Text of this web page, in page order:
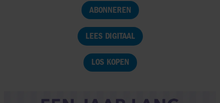
ABONNEREN
LEES DIGITAAL
LOS KOPEN